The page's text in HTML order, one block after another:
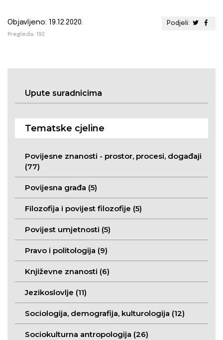
Podjeli:
Objavljeno: 19.12.2020.
Pregleda: 192
Upute suradnicima
Tematske cjeline
Povijesne znanosti - prostor, procesi, događaji
(77)
Povijesna građa (5)
Filozofija i povijest filozofije (5)
Povijest umjetnosti (5)
Pravo i politologija (9)
Književne znanosti (6)
Jezikoslovlje (11)
Sociologija, demografija, kulturologija (12)
Sociokulturna antropologija (26)